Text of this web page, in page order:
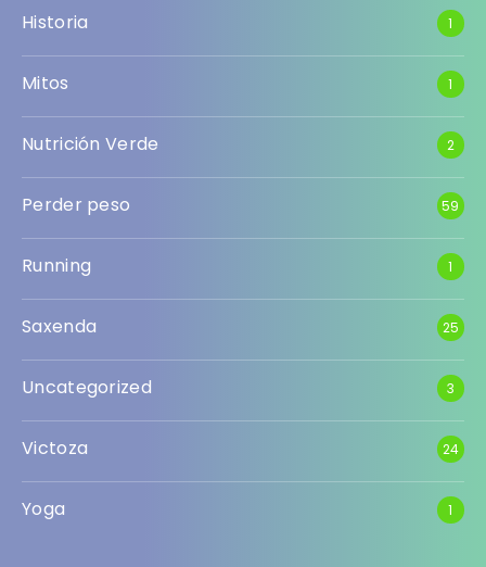
Historia 1
Mitos 1
Nutrición Verde 2
Perder peso 59
Running 1
Saxenda 25
Uncategorized 3
Victoza 24
Yoga 1